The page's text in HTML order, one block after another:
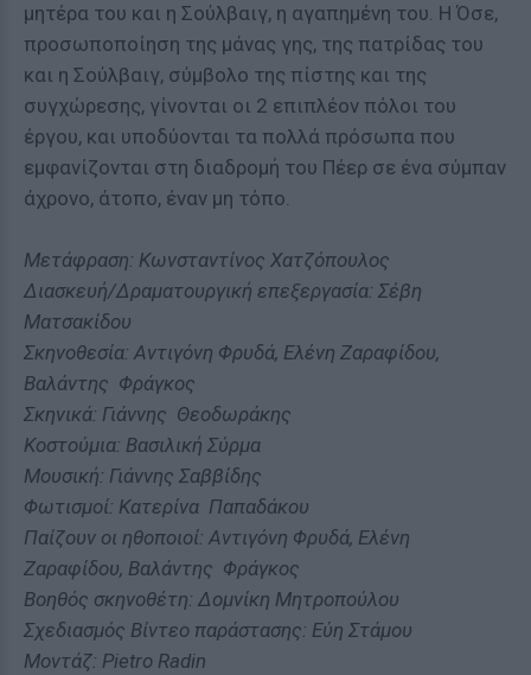
μητέρα του και η Σούλβαιγ, η αγαπημένη του. Η Όσε,
προσωποποίηση της μάνας γης, της πατρίδας του
και η Σούλβαιγ, σύμβολο της πίστης και της
συγχώρεσης, γίνονται οι 2 επιπλέον πόλοι του
έργου, και υποδύονται τα πολλά πρόσωπα που
εμφανίζονται στη διαδρομή του Πέερ σε ένα σύμπαν
άχρονο, άτοπο, έναν μη τόπο.
Μετάφραση: Κωνσταντίνος Χατζόπουλος
Διασκευή/Δραματουργική επεξεργασία: Σέβη
Ματσακίδου
Σκηνοθεσία: Αντιγόνη Φρυδά, Ελένη Ζαραφίδου,
Βαλάντης Φράγκος
Σκηνικά: Γιάννης Θεοδωράκης
Κοστούμια: Βασιλική Σύρμα
Μουσική: Γιάννης Σαββίδης
Φωτισμοί: Κατερίνα Παπαδάκου
Παίζουν οι ηθοποιοί: Αντιγόνη Φρυδά, Ελένη
Ζαραφίδου, Βαλάντης Φράγκος
Βοηθός σκηνοθέτη: Δομνίκη Μητροπούλου
Σχεδιασμός Βίντεο παράστασης: Εύη Στάμου
Μοντάζ: Pietro Radin